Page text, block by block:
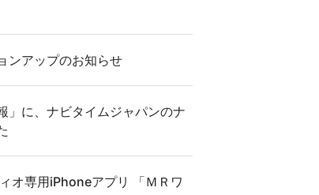
ンアップのお知らせ
」に、ナビタイムジャパンのナ
オ専用iPhoneアプリ 「ＭＲワ